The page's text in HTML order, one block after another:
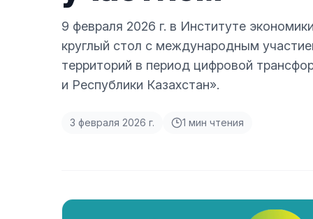
9 февраля 2026 г. в Институте
круглый стол с международным
территорий в период цифровой
и Республики Казахстан».
3 февраля 2026 г. 1 мин чтения